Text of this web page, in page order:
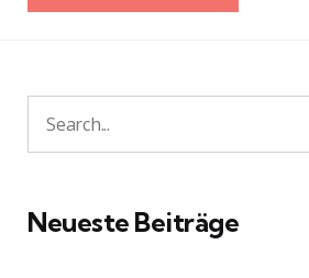
Search
for:
Neueste Beiträge